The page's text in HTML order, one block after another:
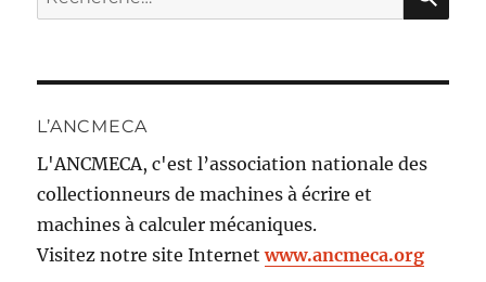
pour :
L’ANCMECA
L'ANCMECA, c'est l’association nationale des
collectionneurs de machines à écrire et
machines à calculer mécaniques.
Visitez notre site Internetwww.ancmeca.org